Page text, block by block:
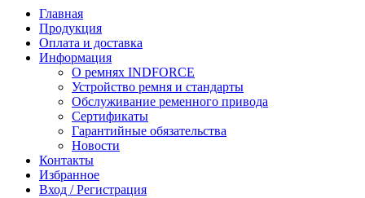
Главная
Продукция
Оплата и доставка
Информация
О ремнях INDFORCE
Устройство ремня и стандарты
Обслуживание ременного привода
Сертификаты
Гарантийные обязательства
Новости
Контакты
Избранное
Вход / Регистрация